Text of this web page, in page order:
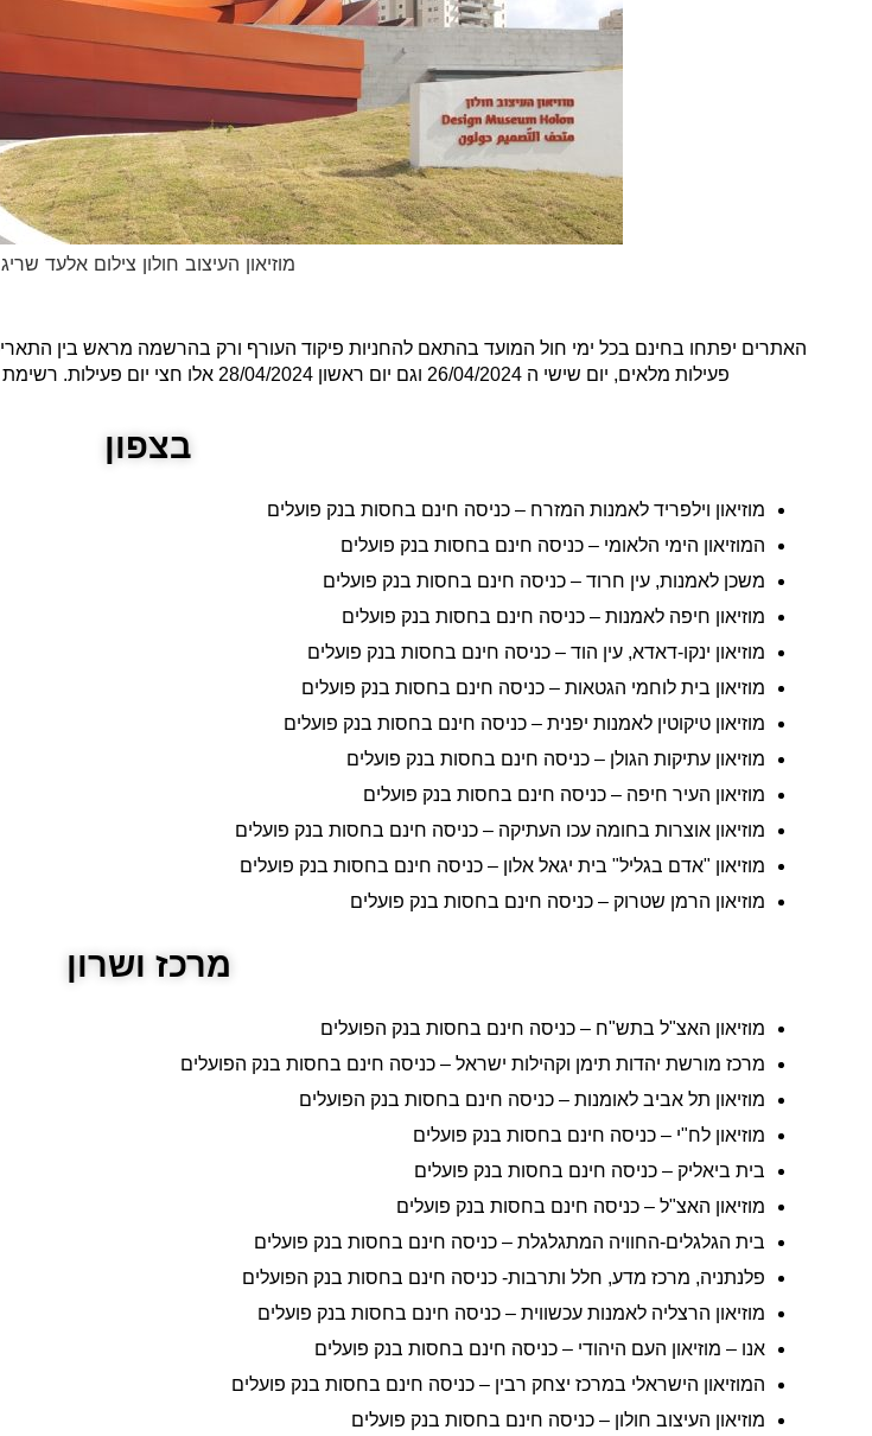
מוזיאון העיצוב חולון צילום אלעד שריג
פעילות מלאים, יום שישי ה 26/04/2024 וגם יום ראשון 28/04/2024 אלו חצי יום פעילות. רשימת האתרים בפועלים תחת חסות בנק הפועלים פסח 2024:
בצפון
מוזיאון וילפריד לאמנות המזרח – כניסה חינם בחסות בנק פועלים
המוזיאון הימי הלאומי – כניסה חינם בחסות בנק פועלים
משכן לאמנות, עין חרוד – כניסה חינם בחסות בנק פועלים
מוזיאון חיפה לאמנות – כניסה חינם בחסות בנק פועלים
מוזיאון ינקו-דאדא, עין הוד – כניסה חינם בחסות בנק פועלים
מוזיאון בית לוחמי הגטאות – כניסה חינם בחסות בנק פועלים
מוזיאון טיקוטין לאמנות יפנית – כניסה חינם בחסות בנק פועלים
מוזיאון עתיקות הגולן – כניסה חינם בחסות בנק פועלים
מוזיאון העיר חיפה – כניסה חינם בחסות בנק פועלים
מוזיאון אוצרות בחומה עכו העתיקה – כניסה חינם בחסות בנק פועלים
מוזיאון "אדם בגליל" בית יגאל אלון – כניסה חינם בחסות בנק פועלים
מוזיאון הרמן שטרוק – כניסה חינם בחסות בנק פועלים
מרכז ושרון
מוזיאון האצ"ל בתש"ח – כניסה חינם בחסות בנק הפועלים
מרכז מורשת יהדות תימן וקהילות ישראל – כניסה חינם בחסות בנק הפועלים
מוזיאון תל אביב לאומנות – כניסה חינם בחסות בנק הפועלים
מוזיאון לח"י – כניסה חינם בחסות בנק פועלים
בית ביאליק – כניסה חינם בחסות בנק פועלים
מוזיאון האצ"ל – כניסה חינם בחסות בנק פועלים
בית הגלגלים-החוויה המתגלגלת – כניסה חינם בחסות בנק פועלים
פלנתניה, מרכז מדע, חלל ותרבות- כניסה חינם בחסות בנק הפועלים
מוזיאון הרצליה לאמנות עכשווית – כניסה חינם בחסות בנק פועלים
אנו – מוזיאון העם היהודי – כניסה חינם בחסות בנק פועלים
המוזיאון הישראלי במרכז יצחק רבין – כניסה חינם בחסות בנק פועלים
מוזיאון העיצוב חולון – כניסה חינם בחסות בנק פועלים